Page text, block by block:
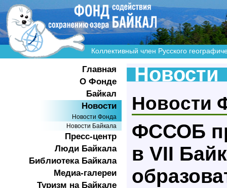
Коллективный член Русского
Главная
О Фонде
Байкал
Новости
Новости Фонда
Новости Байкала
Пресс-центр
Люди Байкала
Библиотека Байкала
Медиа-галереи
Туризм на Байкале
Новости
Новости
ФССОБ
в VII